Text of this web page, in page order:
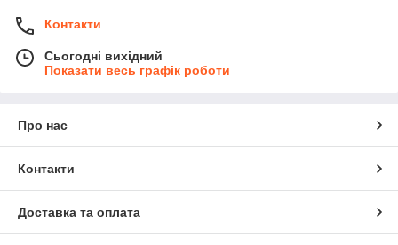
Контакти
Сьогодні вихідний
Показати весь графік роботи
Про нас
Контакти
Доставка та оплата